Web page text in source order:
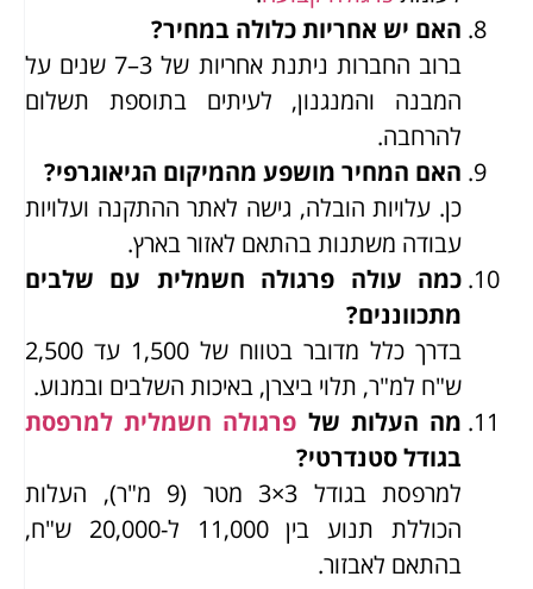
האם יש אחריות כלולה במחיר?
ברוב החברות ניתנת אחריות של 3–7 שנים על
המבנה והמנגנון, לעיתים בתוספת תשלום
להרחבה.
האם המחיר מושפע מהמיקום הגיאוגרפי?
כן. עלויות הובלה, גישה לאתר ההתקנה ועלויות
עבודה משתנות בהתאם לאזור בארץ.
כמה עולה פרגולה חשמלית עם שלבים
מתכווננים?
בדרך כלל מדובר בטווח של 1,500 עד 2,500
ש"ח למ"ר, תלוי ביצרן, באיכות השלבים ובמנוע.
מה העלות של פרגולה חשמלית למרפסת
בגודל סטנדרטי?
למרפסת בגודל 3×3 מטר (9 מ"ר), העלות
הכוללת תנוע בין 11,000 ל-20,000 ש"ח,
בהתאם לאבזור.